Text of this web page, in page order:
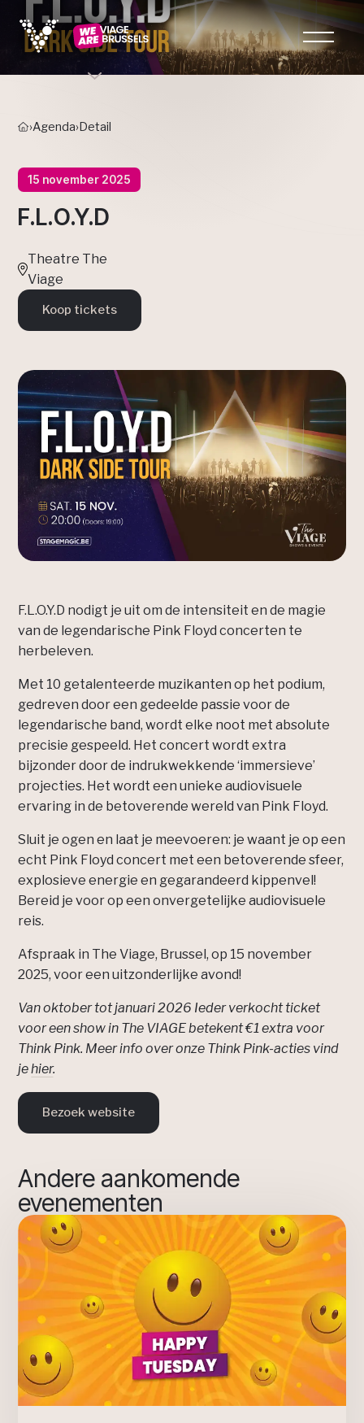
›Agenda›Detail
15 november 2025
F.L.O.Y.D
Theatre The
Viage
Koop tickets
F.L.O.Y.D nodigt je uit om de intensiteit en de magie
van de legendarische Pink Floyd concerten te
herbeleven.
Met 10 getalenteerde muzikanten op het podium,
gedreven door een gedeelde passie voor de
legendarische band, wordt elke noot met absolute
precisie gespeeld. Het concert wordt extra
bijzonder door de indrukwekkende ‘immersieve’
projecties. Het wordt een unieke audiovisuele
ervaring in de betoverende wereld van Pink Floyd.
Sluit je ogen en laat je meevoeren: je waant je op een
echt Pink Floyd concert met een betoverende sfeer,
explosieve energie en gegarandeerd kippenvel!
Bereid je voor op een onvergetelijke audiovisuele
reis.
Afspraak in The Viage, Brussel, op 15 november
2025, voor een uitzonderlijke avond!
Van oktober tot januari 2026 Ieder verkocht ticket
voor een show in The VIAGE betekent €1 extra voor
Think Pink. Meer info over onze Think Pink-acties vind
jehier.
Bezoek website
Andere aankomende
evenementen